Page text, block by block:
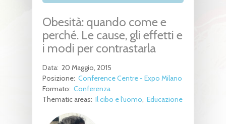
Obesità: quando come e
perché. Le cause, gli effetti e
i modi per contrastarla
Data: 20 Maggio, 2015
Posizione: Conference Centre - Expo Milano
Formato: Conferenza
Thematic areas: Il cibo e l'uomo Educazione